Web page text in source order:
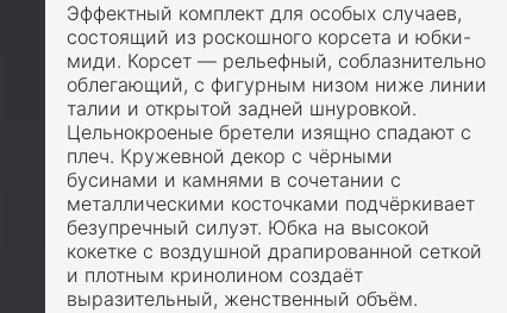
Эффектный комплект для особых случаев,
состоящий из роскошного корсета и юбки-
миди. Корсет — рельефный, соблазнительно
облегающий, с фигурным низом ниже линии
талии и открытой задней шнуровкой.
Цельнокроеные бретели изящно спадают с
плеч. Кружевной декор с чёрными
бусинами и камнями в сочетании с
металлическими косточками подчёркивает
безупречный силуэт. Юбка на высокой
кокетке с воздушной драпированной сеткой
и плотным кринолином создаёт
выразительный, женственный объём.